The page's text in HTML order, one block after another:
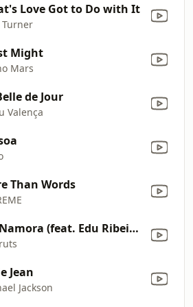
Love Got to Do with It
Might
Mars
de Jour
Valença
Than Words
Me Namora (feat. Edu Ribeiro) [Ao Vivo]
Jean
Jackson